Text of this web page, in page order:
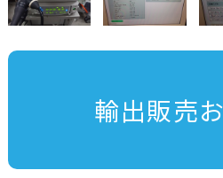
輸出販売